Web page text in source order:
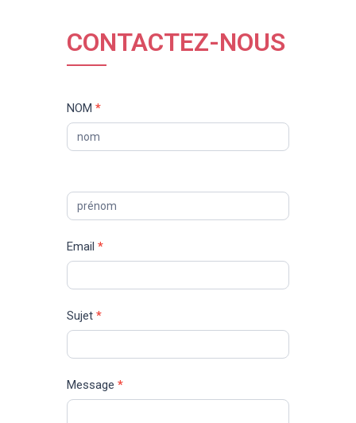
CONTACTEZ-NOUS
Formulaire
de
contact
NOM *
Email *
Sujet *
Message *